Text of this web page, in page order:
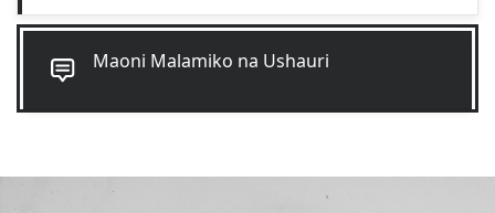
Maoni Malamiko na Ushauri